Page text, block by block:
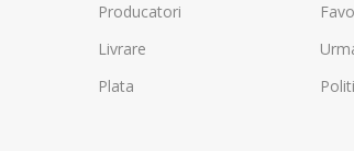
Producatori
Livrare
Plata